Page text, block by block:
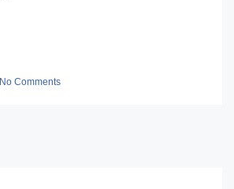
No Comments